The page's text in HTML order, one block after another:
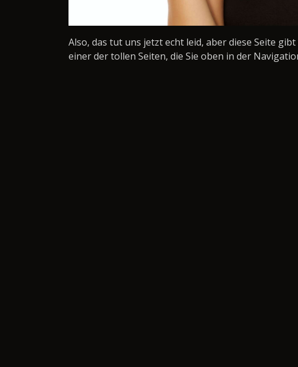
Also, das tut uns jetzt echt leid, aber diese Seite
einer der tollen Seiten, die Sie oben in der